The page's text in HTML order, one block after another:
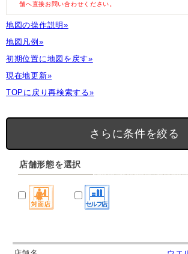
舗へ直接お問い合わせください。
地図の操作説明»
地図凡例»
初期位置に地図を戻す»
現在地更新»
TOPに戻り再検索する»
さらに条件を絞る
店舗形態を選択